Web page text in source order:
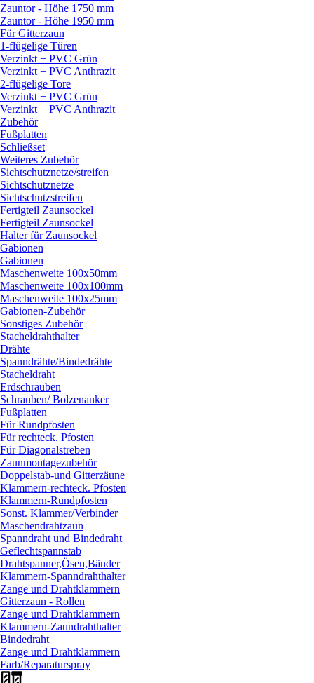
Zauntor - Höhe 1750 mm
Zauntor - Höhe 1950 mm
Für Gitterzaun
1-flügelige Türen
Verzinkt + PVC Grün
Verzinkt + PVC Anthrazit
2-flügelige Tore
Verzinkt + PVC Grün
Verzinkt + PVC Anthrazit
Zubehör
Fußplatten
Schließset
Weiteres Zubehör
Sichtschutznetze/streifen
Sichtschutznetze
Sichtschutzstreifen
Fertigteil Zaunsockel
Fertigteil Zaunsockel
Halter für Zaunsockel
Gabionen
Gabionen
Maschenweite 100x50mm
Maschenweite 100x100mm
Maschenweite 100x25mm
Gabionen-Zubehör
Sonstiges Zubehör
Stacheldrahthalter
Drähte
Spanndrähte/Bindedrähte
Stacheldraht
Erdschrauben
Schrauben/Bolzenanker
Fußplatten
Für Rundpfosten
Für rechteck. Pfosten
Für Diagonalstreben
Zaunmontagezubehör
Doppelstab-und Gitterzäune
Klammern-rechteck. Pfosten
Klammern-Rundpfosten
Sonst. Klammer/Verbinder
Maschendrahtzaun
Spanndraht und Bindedraht
Geflechtspannstab
Drahtspanner,Ösen,Bänder
Klammern-Spanndrahthalter
Zange und Drahtklammern
Gitterzaun - Rollen
Zange und Drahtklammern
Klammern-Zaundrahthalter
Bindedraht
Zange und Drahtklammern
Farb/Reparaturspray